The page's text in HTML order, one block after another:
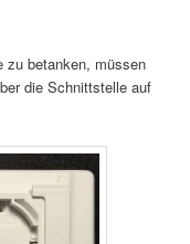
zu betanken, müssen
die Schnittstelle auf